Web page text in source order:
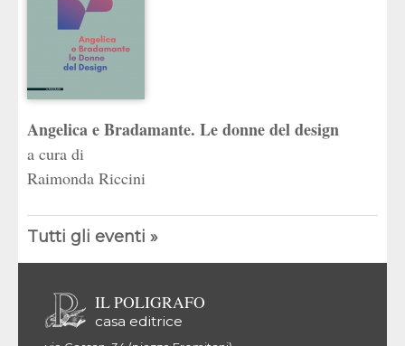
Angelica e Bradamante. Le donne del design
Raimonda Riccini
Tutti gli eventi »
IL POLIGRAFO
casa editrice